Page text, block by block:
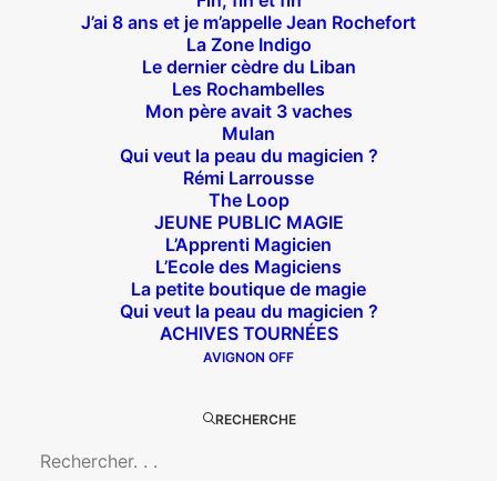
J’ai 8 ans et je m’appelle Jean Rochefort
La Zone Indigo
Le dernier cèdre du Liban
Les Rochambelles
Mon père avait 3 vaches
Mulan
Qui veut la peau du magicien ?
Rémi Larrousse
The Loop
JEUNE PUBLIC MAGIE
L’Apprenti Magicien
L’Ecole des Magiciens
La petite boutique de magie
Qui veut la peau du magicien ?
ACHIVES TOURNÉES
AVIGNON OFF
RECHERCHE
Durée : 1h20
À partir du 29 août 2026
Du mardi au samedi à 21h
Dimanche à 15h